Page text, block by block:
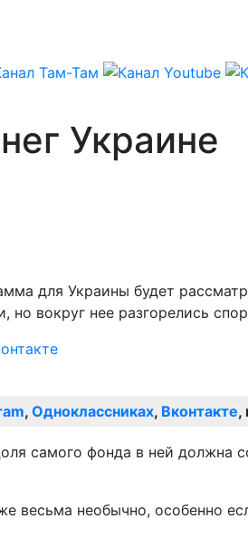
Украине
для Украины будет
вокруг нее разгорелись
, Одноклассниках, Вконтакте,
самого фонда в ней должна
необычно, особенно